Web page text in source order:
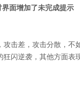
界面增加了未完成提示
击差，攻击分散，
闪逆袭，其他方面表